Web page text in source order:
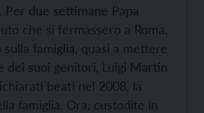
Per due settimane Papa
che si fermassero a Roma,
famiglia, quasi a mettere
dei suoi genitori, Luigi Martin
beati nel 2008, la
famiglia. Ora, custodite in